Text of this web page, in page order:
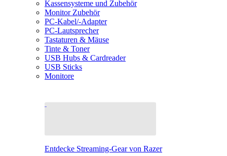
Kassensysteme und Zubehör
Monitor Zubehör
PC-Kabel/-Adapter
PC-Lautsprecher
Tastaturen & Mäuse
Tinte & Toner
USB Hubs & Cardreader
USB Sticks
Monitore
Entdecke Streaming-Gear von Razer